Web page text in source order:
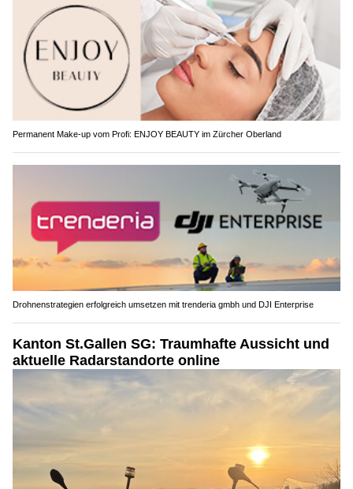
Permanent Make-up vom Profi: ENJOY BEAUTY im Zürcher Oberland
Drohnenstrategien erfolgreich umsetzen mit trenderia gmbh und DJI Enterprise
Kanton St.Gallen SG: Traumhafte Aussicht und
aktuelle Radarstandorte online